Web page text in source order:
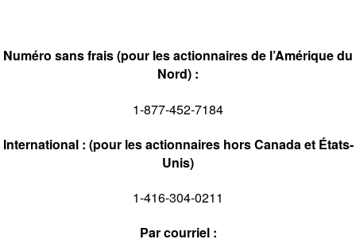
Numéro sans frais (pour les actionnaires de l’Amérique du
Nord) :
1-877-452-7184
International : (pour les actionnaires hors Canada et États-
Unis)
1-416-304-0211
Par courriel :